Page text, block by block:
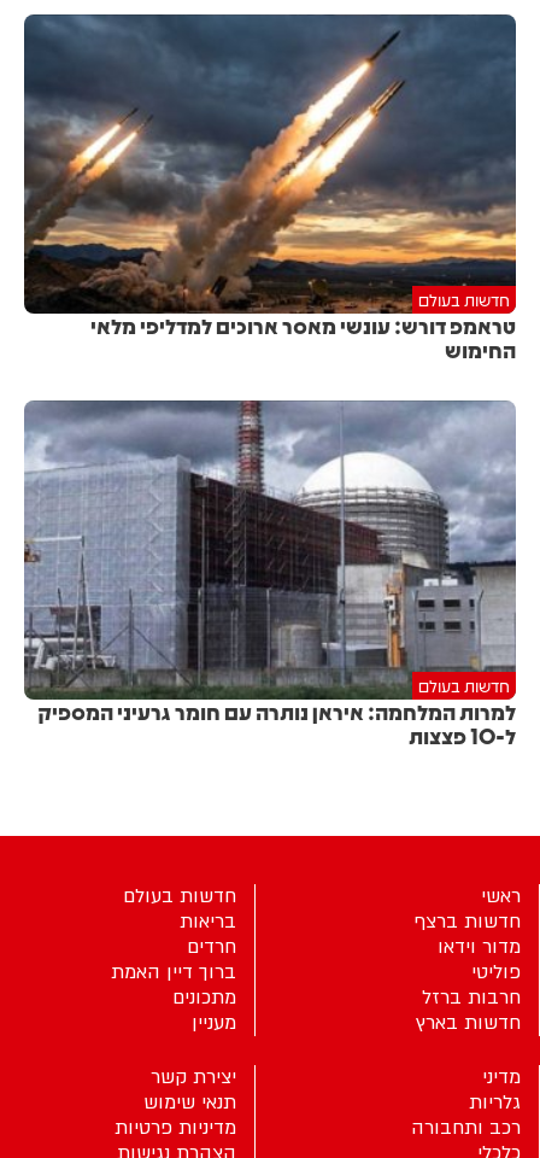
חדשות בעולם
טראמפ דורש: עונשי מאסר ארוכים למדליפי מלאי
החימוש
חדשות בעולם
למרות המלחמה: איראן נותרה עם חומר גרעיני המספיק
ל-10 פצצות
ראשי
חדשות ברצף
מדור וידאו
פוליטי
חרבות ברזל
חדשות בארץ
חדשות בעולם
בריאות
חרדים
ברוך דיין האמת
מתכונים
מעניין
מדיני
גלריות
רכב ותחבורה
יצירת קשר
תנאי שימוש
מדיניות פרטיות